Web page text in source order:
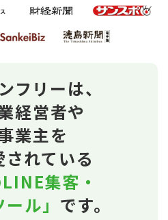
フリーは、
経営者や
業主を
れている
LINE集客・
ル」 です。